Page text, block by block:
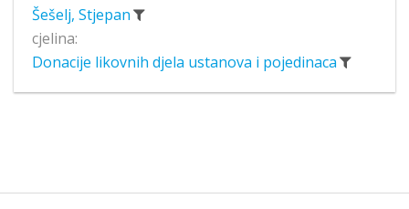
Šešelj, Stjepan
cjelina:
Donacije likovnih djela ustanova i pojedinaca